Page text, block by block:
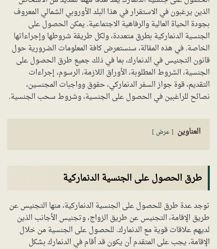
الذين يرغبون في الاستقرار في هذا البلد الأوروبي الشمالي المعروف
بجودة الحياة العالية والرفاهية الاجتماعية. يمكن الحصول على
الجنسية الدنماركية بطرق متعددة، ولكل طريقة شروطها وإجراءاتها
الخاصة. في هذه المقالة، سنستعرض كافة المعلومات الضرورية حول
قانون التجنيس في الدنمارك، بما في ذلك جميع طرق الحصول على
الجنسية، الشروط المطلوبة، الأوراق اللازمة، الرسوم، إجراءات
التقديم، قوة جواز السفر الدنماركي، حقوق وواجبات المجنسين،
نصائح للراغبين في الحصول على الجنسية، وشروط سحب الجنسية.
العناوين عرض
طرق الحصول على الجنسية الدنماركية
توجد عدة طرق للحصول على الجنسية الدنماركية، منها التجنيس عن
طريق الإقامة، التجنيس عن طريق الزواج، وتجنيس الأجانب الذين
لديهم علاقات قوية مع الدنمارك. للحصول على الجنسية من خلال
الإقامة، يجب على المتقدم أن يكون قد أقام في الدنمارك بشكل